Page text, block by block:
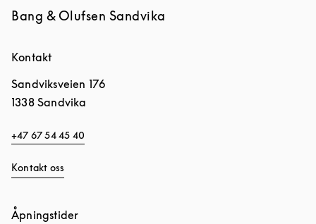
Bang & Olufsen Sandvika
Kontakt
Sandviksveien 176
1338 Sandvika
+47 67 54 45 40
Kontakt oss
Åpningstider